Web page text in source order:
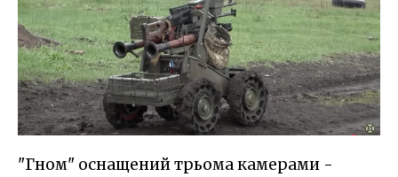
"Гном" оснащений трьома камерами -